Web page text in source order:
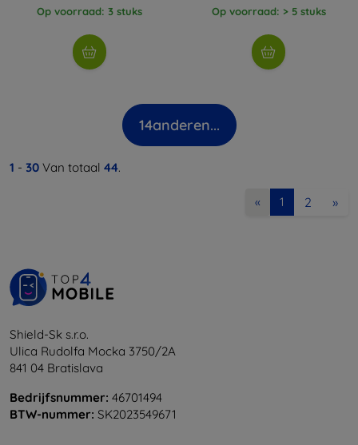
Op voorraad: 3 stuks Op voorraad: > 5 stuks
14anderen...
1 - 30 Van totaal 44.
« 1 2 »
Shield-Sk s.r.o.
Ulica Rudolfa Mocka 3750/2A
841 04 Bratislava
Bedrijfsnummer: 46701494
BTW-nummer: SK2023549671